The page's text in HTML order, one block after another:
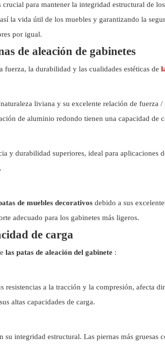
crucial para mantener la integridad estructural de
la vida útil de los muebles y garantizando la
por igual.
de aleación de gabinetes
la durabilidad y las cualidades estéticas de
liviana y su excelente relación de fuerza
de aluminio redondo tienen una capacidad de
y durabilidad superiores, ideal para
de muebles decorativos debido a sus
adecuado para los gabinetes más ligeros.
de carga
las patas de aleación del gabinete :
resistencias a la tracción y la compresión, afecta
altas capacidades de carga.
integridad estructural. Las piernas más